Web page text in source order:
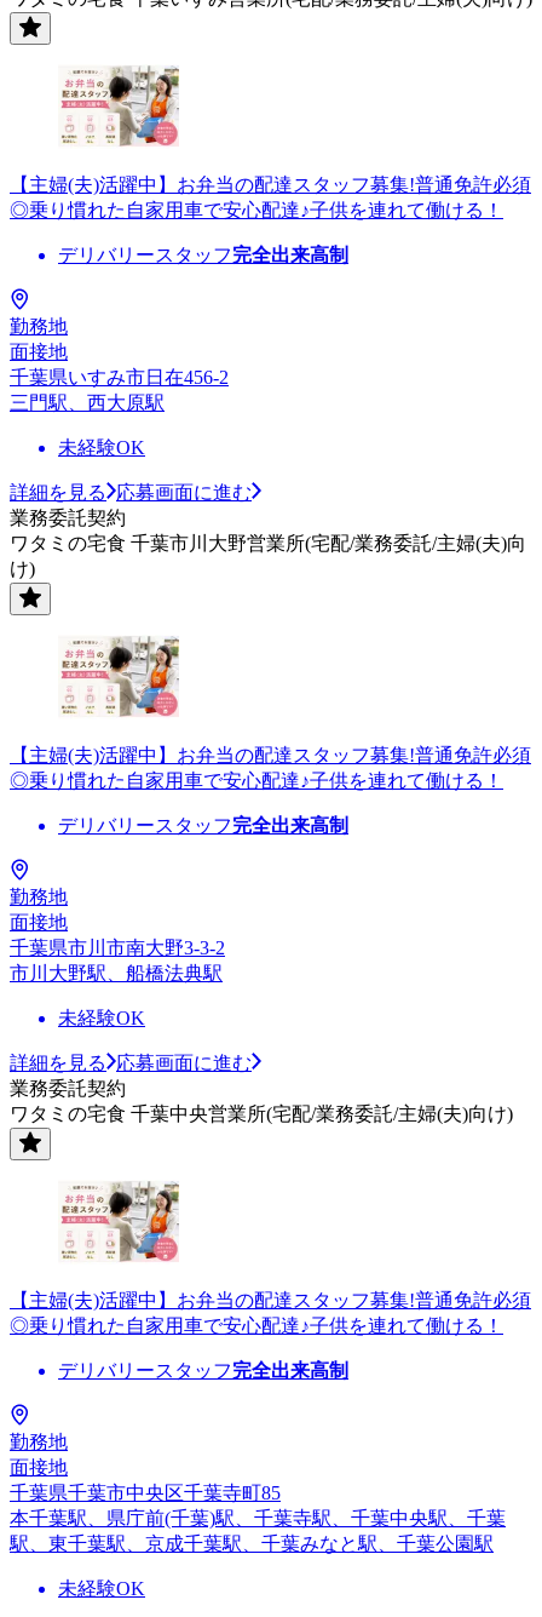
【主婦(夫)活躍中】お弁当の配達スタッフ募集!普通免許必須
◎乗り慣れた自家用車で安心配達♪子供を連れて働ける！
デリバリースタッフ完全出来高制
勤務地
面接地
千葉県いすみ市日在456-2
三門駅、西大原駅
未経験OK
詳細を見る
応募画面に進む
業務委託契約
ワタミの宅食 千葉市川大野営業所(宅配/業務委託/主婦(夫)向
け)
【主婦(夫)活躍中】お弁当の配達スタッフ募集!普通免許必須
◎乗り慣れた自家用車で安心配達♪子供を連れて働ける！
デリバリースタッフ完全出来高制
勤務地
面接地
千葉県市川市南大野3-3-2
市川大野駅、船橋法典駅
未経験OK
詳細を見る
応募画面に進む
業務委託契約
ワタミの宅食 千葉中央営業所(宅配/業務委託/主婦(夫)向け)
【主婦(夫)活躍中】お弁当の配達スタッフ募集!普通免許必須
◎乗り慣れた自家用車で安心配達♪子供を連れて働ける！
デリバリースタッフ完全出来高制
勤務地
面接地
千葉県千葉市中央区千葉寺町85
本千葉駅、県庁前(千葉)駅、千葉寺駅、千葉中央駅、千葉
駅、東千葉駅、京成千葉駅、千葉みなと駅、千葉公園駅
未経験OK